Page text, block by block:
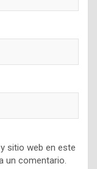
sitio web en este
un comentario.